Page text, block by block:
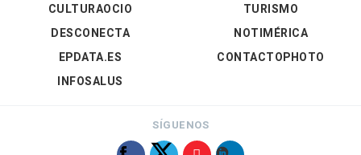
CULTURAOCIO
DESCONECTA
EPDATA.ES
INFOSALUS
TURISMO
NOTIMÉRICA
CONTACTOPHOTO
SÍGUENOS